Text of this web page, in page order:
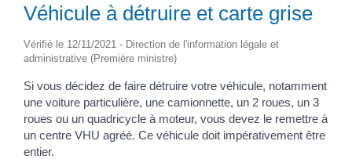
Véhicule à détruire et carte grise
Vérifié le 12/11/2021 - Direction de l'information légale et
administrative (Première ministre)
Si vous décidez de faire détruire votre véhicule, notamment
une voiture particulière, une camionnette, un 2 roues, un 3
roues ou un quadricycle à moteur, vous devez le remettre à
un centre VHU agréé. Ce véhicule doit impérativement être
entier.